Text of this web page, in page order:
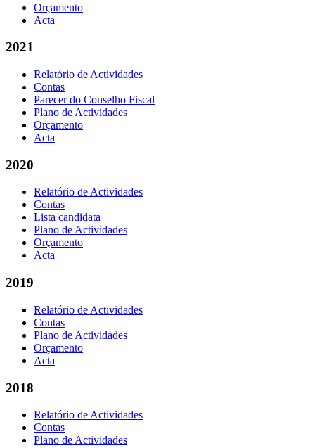
Orçamento
Acta
2021
Relatório de Actividades
Contas
Parecer do Conselho Fiscal
Plano de Actividades
Orçamento
Acta
2020
Relatório de Actividades
Contas
Lista candidata
Plano de Actividades
Orçamento
Acta
2019
Relatório de Actividades
Contas
Plano de Actividades
Orçamento
Acta
2018
Relatório de Actividades
Contas
Plano de Actividades